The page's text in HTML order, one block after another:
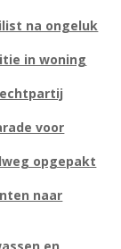
na ongeluk
in woning
voor
opgepakt
naar